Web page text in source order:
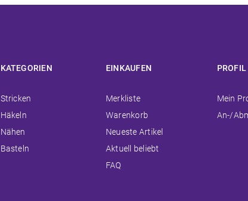
KATEGORIEN
Navigation
überspringen
Stricken
Häkeln
Nähen
Basteln
EINKAUFEN
Navigation
überspringen
Merkliste
Warenkorb
Neueste Artikel
Aktuell beliebt
FAQ
PROFIL
Mein
An-/